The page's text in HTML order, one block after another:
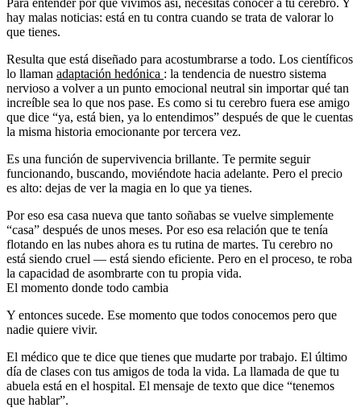
Para entender por qué vivimos así, necesitas conocer a tu cerebro. Y
hay malas noticias: está en tu contra cuando se trata de valorar lo
que tienes.
Resulta que está diseñado para acostumbrarse a todo. Los científicos
lo llaman adaptación hedónica : la tendencia de nuestro sistema
nervioso a volver a un punto emocional neutral sin importar qué tan
increíble sea lo que nos pase. Es como si tu cerebro fuera ese amigo
que dice “ya, está bien, ya lo entendimos” después de que le cuentas
la misma historia emocionante por tercera vez.
Es una función de supervivencia brillante. Te permite seguir
funcionando, buscando, moviéndote hacia adelante. Pero el precio
es alto: dejas de ver la magia en lo que ya tienes.
Por eso esa casa nueva que tanto soñabas se vuelve simplemente
“casa” después de unos meses. Por eso esa relación que te tenía
flotando en las nubes ahora es tu rutina de martes. Tu cerebro no
está siendo cruel — está siendo eficiente. Pero en el proceso, te roba
la capacidad de asombrarte con tu propia vida.
El momento donde todo cambia
Y entonces sucede. Ese momento que todos conocemos pero que
nadie quiere vivir.
El médico que te dice que tienes que mudarte por trabajo. El último
día de clases con tus amigos de toda la vida. La llamada de que tu
abuela está en el hospital. El mensaje de texto que dice “tenemos
que hablar”.